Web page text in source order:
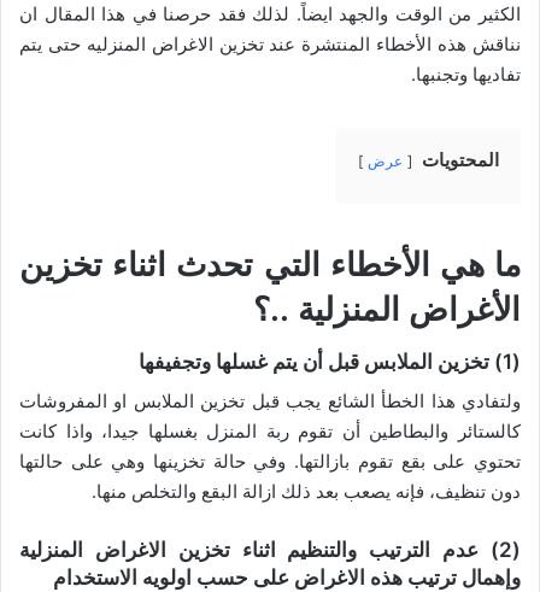
الكثير من الوقت والجهد ايضاً. لذلك فقد حرصنا في هذا المقال ان
نناقش هذه الأخطاء المنتشرة عند تخزين الاغراض المنزليه حتى يتم
تفاديها وتجنبها.
المحتويات عرض
ما هي الأخطاء التي تحدث اثناء تخزين
الأغراض المنزلية ..؟
(1) تخزين الملابس قبل أن يتم غسلها وتجفيفها
ولتفادي هذا الخطأ الشائع يجب قبل تخزين الملابس او المفروشات
كالستائر والبطاطين أن تقوم ربة المنزل بغسلها جيدا، واذا كانت
تحتوي على بقع تقوم بازالتها. وفي حالة تخزينها وهي على حالتها
دون تنظيف، فإنه يصعب بعد ذلك ازالة البقع والتخلص منها.
(2) عدم الترتيب والتنظيم اثناء تخزين الاغراض المنزلية
وإهمال ترتيب هذه الاغراض على حسب اولويه الاستخدام